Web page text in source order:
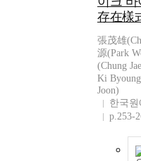
存在樣
張茂雄
源(Park
(Chung
Ki
Joon)
한국
p.253-